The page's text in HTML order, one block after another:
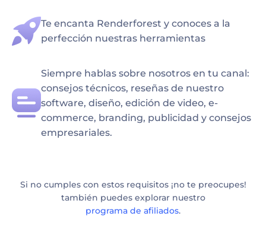
Te encanta Renderforest y conoces a la
perfección nuestras herramientas
Siempre hablas sobre nosotros en tu canal:
consejos técnicos, reseñas de nuestro
software, diseño, edición de video, e-
commerce, branding, publicidad y consejos
empresariales.
Si no cumples con estos requisitos ¡no te preocupes!
también puedes explorar nuestro
programa de afiliados.